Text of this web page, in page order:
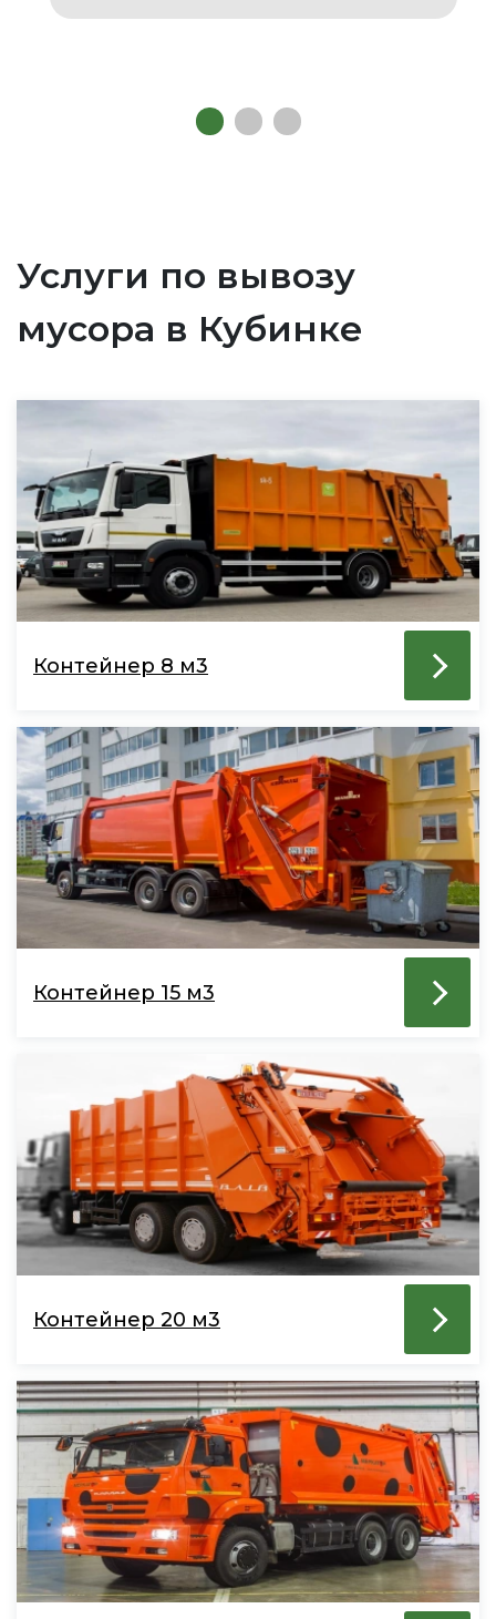
Услуги по вывозу
мусора в Кубинке
Контейнер 8 м3
Контейнер 15 м3
Контейнер 20 м3